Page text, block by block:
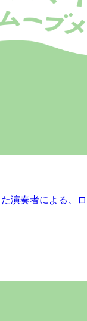
演奏者による、ロ